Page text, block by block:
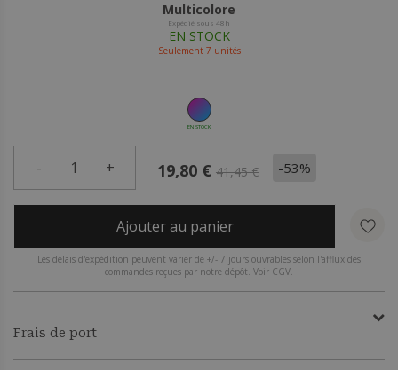
Multicolore
Expédié sous 48h
EN STOCK
Seulement 7 unités
EN STOCK
- 1 + 19,80 € 41,45 € -53%
Ajouter au panier
Les délais d'expédition peuvent varier de +/- 7 jours ouvrables selon l'afflux des
commandes reçues par notre dépôt. Voir CGV.
Frais de port